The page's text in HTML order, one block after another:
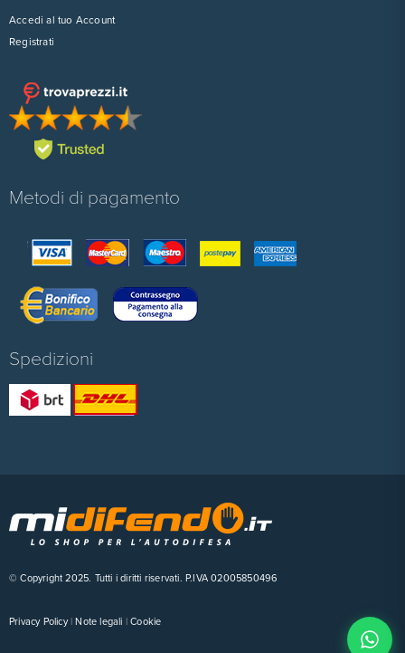
Accedi al tuo Account
Registrati
Metodi di pagamento
Spedizioni
© Copyright 2025. Tutti i diritti riservati. P.IVA 02005850496
Privacy Policy|Note legali |Cookie